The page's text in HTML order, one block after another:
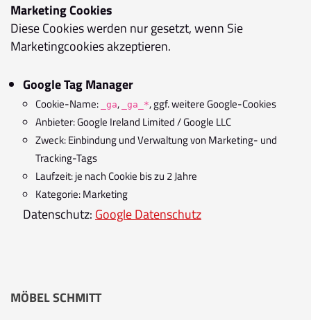
Marketing Cookies
Diese Cookies werden nur gesetzt, wenn Sie
Marketingcookies akzeptieren.
Google Tag Manager
Cookie-Name: _ga, _ga_*, ggf. weitere Google-Cookies
Anbieter: Google Ireland Limited / Google LLC
Zweck: Einbindung und Verwaltung von Marketing- und
Tracking-Tags
Laufzeit: je nach Cookie bis zu 2 Jahre
Kategorie: Marketing
Datenschutz: Google Datenschutz
MÖBEL SCHMITT